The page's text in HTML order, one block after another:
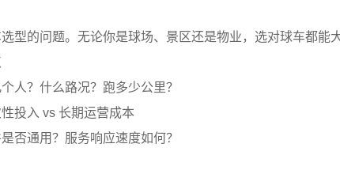
型的问题。无论你是球场、景区还是物业，选对球车都能
人？什么路况？跑多少公里？
性投入 vs 长期运营成本
否通用？服务响应速度如何？